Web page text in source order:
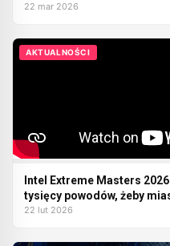
22 mar 2026
AKTUALNOŚCI
Intel Extreme Masters
tysięcy powodów, żeby
22 lut 2026